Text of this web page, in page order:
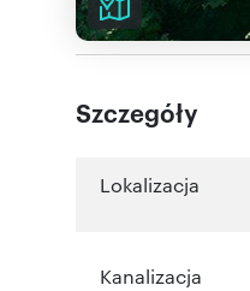
Szczegóły
Lokalizacja
Kanalizacja